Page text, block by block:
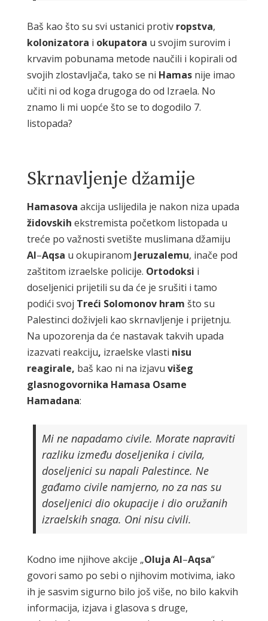
Baš kao što su svi ustanici protiv ropstva,
kolonizatora i okupatora u svojim surovim i
krvavim pobunama metode naučili i kopirali od
svojih zlostavljača, tako se ni Hamasnije imao
učiti ni od koga drugoga do od Izraela. No
znamo li mi uopće što se to dogodilo 7.
listopada?
Skrnavljenje džamije
Hamasova akcija uslijedila je nakon niza upada
židovskih ekstremista početkom listopada u
treće po važnosti svetište muslimana džamiju
Al–Aqsa u okupiranom Jeruzalemu, inače pod
zaštitom izraelske policije. Ortodoksi i
doseljenici prijetili su da će je srušiti i tamo
podići svoj Treći Solomonov hram što su
Palestinci doživjeli kao skrnavljenje i prijetnju.
Na upozorenja da će nastavak takvih upada
izazvati reakciju, izraelske vlasti nisu
reagirale, baš kao ni na izjavu višeg
glasnogovornika Hamasa Osame
Hamadana:
Mi ne napadamo civile. Morate napraviti
razliku između doseljenika i civila,
doseljenici su napali Palestince. Ne
gađamo civile namjerno, no za nas su
doseljenici dio okupacije i dio oružanih
izraelskih snaga. Oni nisu civili.
Kodno ime njihove akcije „Oluja Al–Aqsa“
govori samo po sebi o njihovim motivima, iako
ih je sasvim sigurno bilo još više, no bilo kakvih
informacija, izjava i glasova s druge,